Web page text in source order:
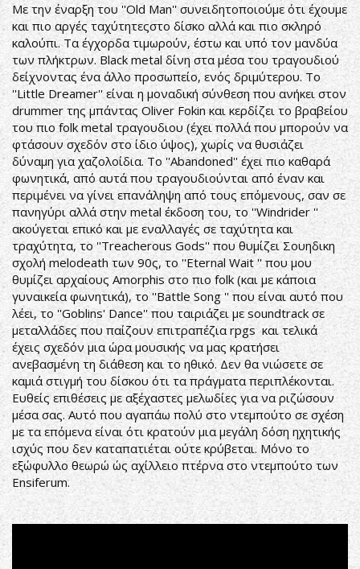
Με την έναρξη του ''Old Man'' συνειδητοποιούμε ότι έχουμε
και πιο αργές ταχύτητεςστο δίσκο αλλά και πιο σκληρό
καλούπι. Τα έγχορδα τιμωρούν, έστω και υπό τον μανδύα
των πλήκτρων. Black metal δίνη στα μέσα του τραγουδιού
δείχνοντας ένα άλλο προσωπείο, ενός δριμύτερου. Το
''Little Dreamer'' είναι η μοναδική σύνθεση που ανήκει στον
drummer της μπάντας Oliver Fokin και κερδίζει το βραβείου
του πιο folk metal τραγουδιου (έχει πολλά που μπορούν να
φτάσουν σχεδόν στο ίδιο ύψος), χωρίς να θυσιάζει
δύναμη για χαζολοίδια. Το ''Abandoned'' έχει πιο καθαρά
φωνητικά, από αυτά που τραγουδιούνται από έναν και
περιμένει να γίνει επανάληψη από τους επόμενους, σαν σε
πανηγύρι αλλά στην metal έκδοση του, το ''Windrider ''
ακούγεται επικό και με εναλλαγές σε ταχύτητα και
τραχύτητα, το ''Treacherous Gods'' που θυμίζει Σουηδικη
σχολή melodeath των 90ς, το ''Eternal Wait '' που μου
θυμίζει αρχαίους Amorphis στο πιο folk (και με κάποια
γυναικεία φωνητικά), το ''Battle Song '' που είναι αυτό που
λέει, το ''Goblins' Dance'' που ταιριάζει με soundtrack σε
μεταλλάδες που παίζουν επιτραπέζια rpgs και τελικά
έχεις σχεδόν μια ώρα μουσικής να μας κρατήσει
ανεβασμένη τη διάθεση και το ηθικό. Δεν θα νιώσετε σε
καμιά στιγμή του δίσκου ότι τα πράγματα περιπλέκονται.
Ευθείς επιθέσεις με αξέχαστες μελωδίες για να ριζώσουν
μέσα σας. Αυτό που αγαπάω πολύ στο ντεμπούτο σε σχέση
με τα επόμενα είναι ότι κρατούν μια μεγάλη δόση ηχητικής
ισχύς που δεν καταπατιέται ούτε κρύβεται. Μόνο το
εξώφυλλο θεωρώ ώς αχίλλειο πτέρνα στο ντεμπούτο των
Ensiferum.